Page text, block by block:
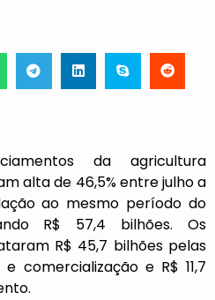
da agricultura
alta de 46,5% entre julho a
ao mesmo período do
R$ 57,4 bilhões. Os
R$ 45,7 bilhões pelas
comercialização e R$ 11,7